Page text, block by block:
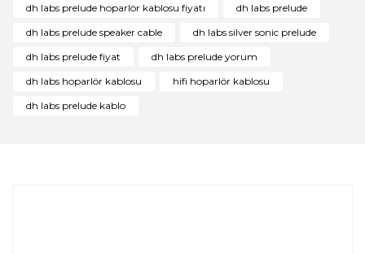
Ürün açıklamasında eksik bilgiler bulunuyor.
Ürün bilgilerinde hatalar bulunuyor.
Ürün fiyatı diğer sitelerden daha pahalı.
Bu ürüne benzer farklı alternatifler olmalı.
dh labs prelude hoparlör kablosu fiyatı
dh labs prelude
dh labs prelude speaker cable
dh labs silver sonic prelude
dh labs prelude fiyat
dh labs prelude yorum
dh labs hoparlör kablosu
hifi hoparlör kablosu
dh labs prelude kablo